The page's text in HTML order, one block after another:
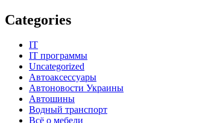
Categories
IT
IT программы
Uncategorized
Автоаксессуары
Автоновости Украины
Автошины
Водный транспорт
Всё о мебели